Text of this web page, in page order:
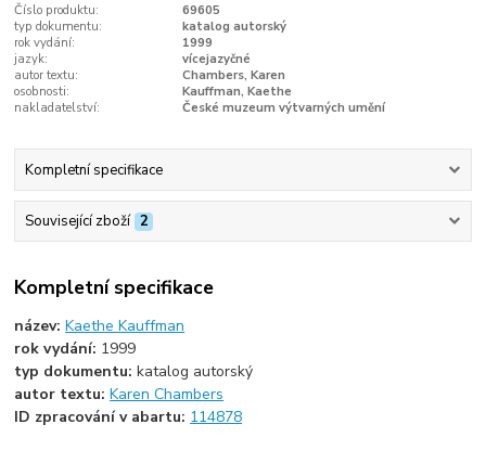
Číslo produktu:
69605
typ dokumentu:
katalog autorský
rok vydání:
1999
jazyk:
vícejazyčné
autor textu:
Chambers, Karen
osobnosti:
Kauffman, Kaethe
nakladatelství:
České muzeum výtvarných umění
Kompletní specifikace
Související zboží 2
Kompletní specifikace
název:Kaethe Kauffman
rok vydání: 1999
typ dokumentu:katalog autorský
autor textu:Karen Chambers
ID zpracování v abartu: 114878